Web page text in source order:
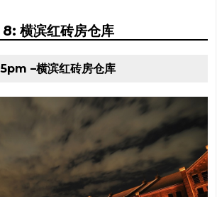
8: 横滨红砖房仓库
5pm –横滨红砖房仓库